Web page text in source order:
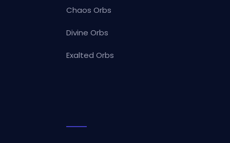
Chaos Orbs
Divine Orbs
Exalted Orbs